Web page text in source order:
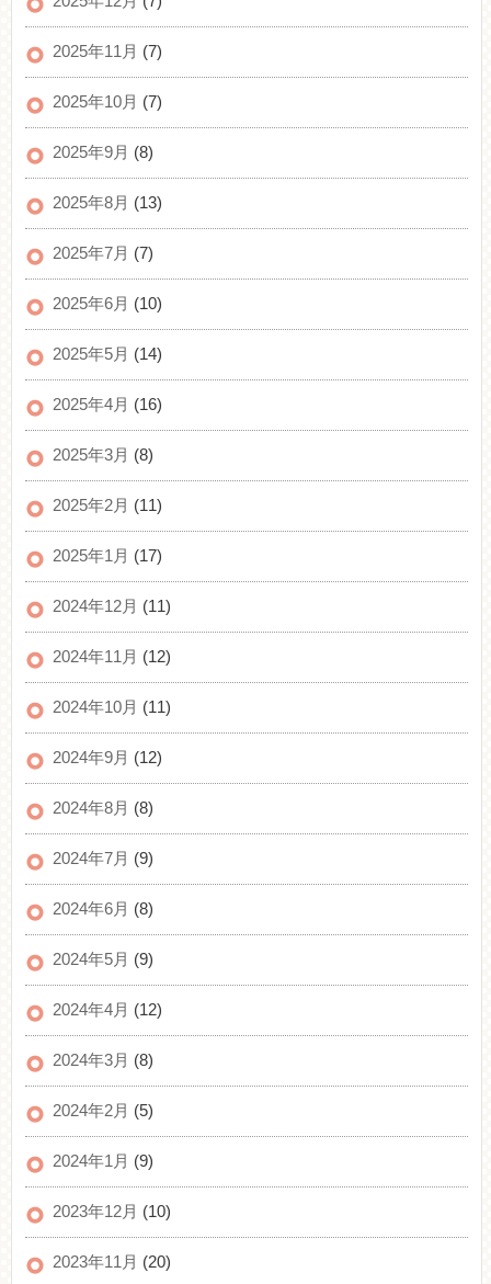
2025年11月 (7)
2025年10月 (7)
2025年9月 (8)
2025年8月 (13)
2025年7月 (7)
2025年6月 (10)
2025年5月 (14)
2025年4月 (16)
2025年3月 (8)
2025年2月 (11)
2025年1月 (17)
2024年12月 (11)
2024年11月 (12)
2024年10月 (11)
2024年9月 (12)
2024年8月 (8)
2024年7月 (9)
2024年6月 (8)
2024年5月 (9)
2024年4月 (12)
2024年3月 (8)
2024年2月 (5)
2024年1月 (9)
2023年12月 (10)
2023年11月 (20)